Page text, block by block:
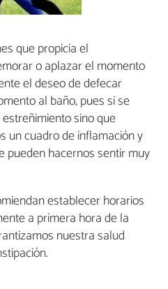
que propicia el
o aplazar el momento
el deseo de defecar
al baño, pues si se
sino que
un cuadro de inflamación y
pueden hacernos sentir muy
establecer horarios
a primera hora de la
nuestra salud